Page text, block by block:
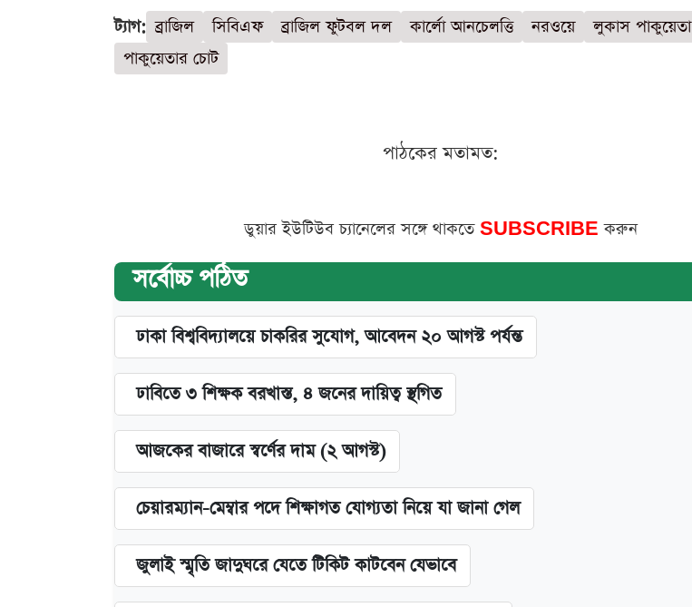
ট্যাগ: ব্রাজিল সিবিএফ ব্রাজিল ফুটবল দল কার্লো আনচেলত্তি নরওয়ে
লুকাস পাকুয়েতা
পাকুয়েতার চোট
পাঠকের মতামত:
ডুয়ার ইউটিউব চ্যানেলের সঙ্গে থাকতে SUBSCRIBEকরুন
সর্বোচ্চ পঠিত
ঢাকা বিশ্ববিদ্যালয়ে চাকরির সুযোগ, আবেদন ২০ আগস্ট পর্যন্ত
ঢাবিতে ৩ শিক্ষক বরখাস্ত, ৪ জনের দায়িত্ব স্থগিত
আজকের বাজারে স্বর্ণের দাম (২ আগস্ট)
চেয়ারম্যান-মেম্বার পদে শিক্ষাগত যোগ্যতা নিয়ে যা জানা গেল
জুলাই স্মৃতি জাদুঘরে যেতে টিকিট কাটবেন যেভাবে